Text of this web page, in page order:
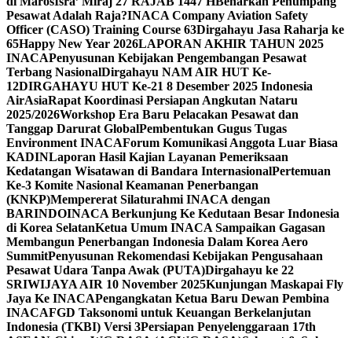
Pesawat Adalah Raja?INACA Company Aviation Safety
Officer (CASO) Training Course 63Dirgahayu Jasa Raharja ke
65Happy New Year 2026LAPORAN AKHIR TAHUN 2025
INACAPenyusunan Kebijakan Pengembangan Pesawat
Terbang NasionalDirgahayu NAM AIR HUT Ke-
12DIRGAHAYU HUT Ke-21 8 Desember 2025 Indonesia
AirAsiaRapat Koordinasi Persiapan Angkutan Nataru
2025/2026Workshop Era Baru Pelacakan Pesawat dan
Tanggap Darurat GlobalPembentukan Gugus Tugas
Environment INACAForum Komunikasi Anggota Luar Biasa
KADINLaporan Hasil Kajian Layanan Pemeriksaan
Kedatangan Wisatawan di Bandara InternasionalPertemuan
Ke-3 Komite Nasional Keamanan Penerbangan
(KNKP)Mempererat Silaturahmi INACA dengan
BARINDOINACA Berkunjung Ke Kedutaan Besar Indonesia
di Korea SelatanKetua Umum INACA Sampaikan Gagasan
Membangun Penerbangan Indonesia Dalam Korea Aero
SummitPenyusunan Rekomendasi Kebijakan Pengusahaan
Pesawat Udara Tanpa Awak (PUTA)Dirgahayu ke 22
SRIWIJAYA AIR 10 November 2025Kunjungan Maskapai Fly
Jaya Ke INACAPengangkatan Ketua Baru Dewan Pembina
INACAFGD Taksonomi untuk Keuangan Berkelanjutan
Indonesia (TKBI) Versi 3Persiapan Penyelenggaraan 17th